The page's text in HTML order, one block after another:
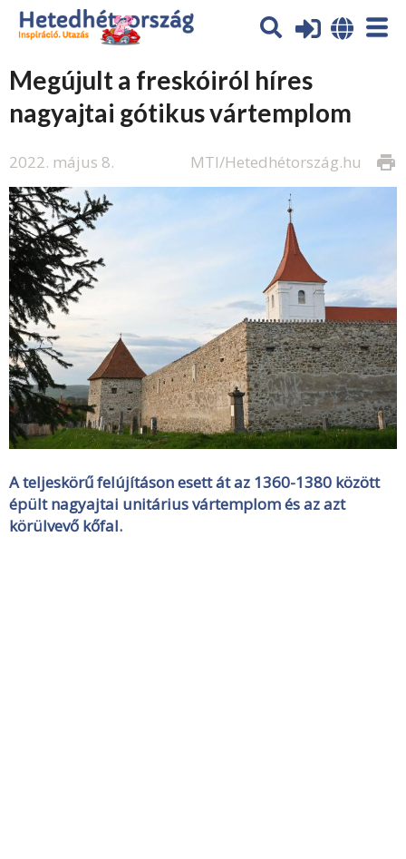
Megújult a freskóiról híres
nagyajtai gótikus vártemplom
2022. május 8. print
MTI/Hetedhétország.hu
A teljeskörű felújításon esett át az 1360-1380 között
épült nagyajtai unitárius vártemplom és az azt
körülvevő kőfal.